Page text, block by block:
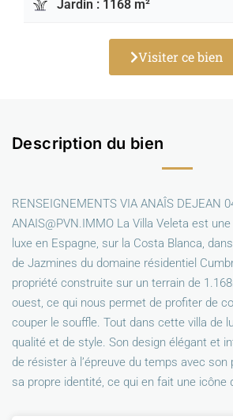
Jardin : 1168 m²
Visiter ce bien
Description du bien
RENSEIGNEMENTS VIA ANAÎS DEJEAN
ANAIS@PVN.IMMO La Villa Veleta est
luxe en Espagne, sur la Costa Blanca,
de Jazmines du domaine résidentiel
propriété construite sur un terrain de
ouest, ce qui nous permet de profiter de
couper le souffle. Tout dans cette villa de
qualité et de style. Son design élégant et
de résister à l’épreuve du temps avec
sa propre identité, ce qui en fait une icône